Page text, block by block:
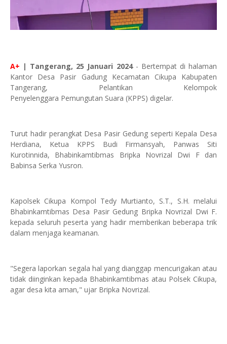
A+ | Tangerang, 25 Januari 2024- Bertempat di halaman
Kantor Desa Pasir Gadung Kecamatan Cikupa Kabupaten
Tangerang, Pelantikan Kelompok
Penyelenggara Pemungutan Suara (KPPS) digelar.
Turut hadir perangkat Desa Pasir Gedung seperti Kepala Desa
Herdiana, Ketua KPPS Budi Firmansyah, Panwas Siti
Kurotinnida, Bhabinkamtibmas Bripka Novrizal Dwi F dan
Babinsa Serka Yusron.
Kapolsek Cikupa Kompol Tedy Murtianto, S.T., S.H. melalui
Bhabinkamtibmas Desa Pasir Gedung Bripka Novrizal Dwi F.
kepada seluruh peserta yang hadir memberikan beberapa trik
dalam menjaga keamanan.
"Segera laporkan segala hal yang dianggap mencurigakan atau
tidak diinginkan kepada Bhabinkamtibmas atau Polsek Cikupa,
agar desa kita aman," ujar Bripka Novrizal.